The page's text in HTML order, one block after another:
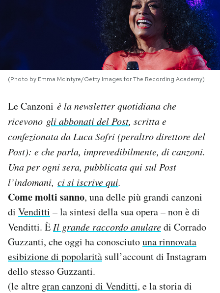
NEWSLETTER
I MIEI PREFERITI
SHOP
CALENDARIO
AREA PERSONALE
Area Personale
Newsletter
Notifiche mobile
Regala il Post
Hai bisogno di aiuto?
Esci
(Photo by Emma McIntyre/Getty Images for The Recording Academy)
Le Canzoni è la newsletter quotidiana che
ricevono gli abbonati del Post, scritta e
confezionata da Luca Sofri (peraltro direttore del
Post): e che parla, imprevedibilmente, di canzoni.
Una per ogni sera, pubblicata qui sul Post
l’indomani, ci si iscrive qui.
Come molti sanno, una delle più grandi canzoni
di Venditti – la sintesi della sua opera – non è di
Venditti. È Il grande raccordo anularedi Corrado
Guzzanti, che oggi ha conosciutouna rinnovata
esibizione di popolarità sull’account di Instagram
dello stesso Guzzanti.
(le altre gran canzoni di Venditti, e la storia di